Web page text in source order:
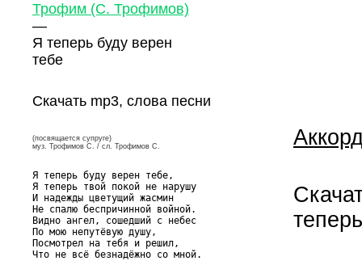
Трофим (С. Трофимов)
—
Я теперь буду верен
тебе
Скачать mp3, слова песни
(посвящается супруге)
муз. Трофимов С. / сл. Трофимов С.
Я теперь буду верен тебе,
Я теперь твой покой не нарушу
И надежды цветущий жасмин
Не спалю беспричинной войной.
Видно ангел, сошедший с небес
По мою непутёвую душу,
Посмотрел на тебя и решил,
Что не всё безнадёжно со мной.